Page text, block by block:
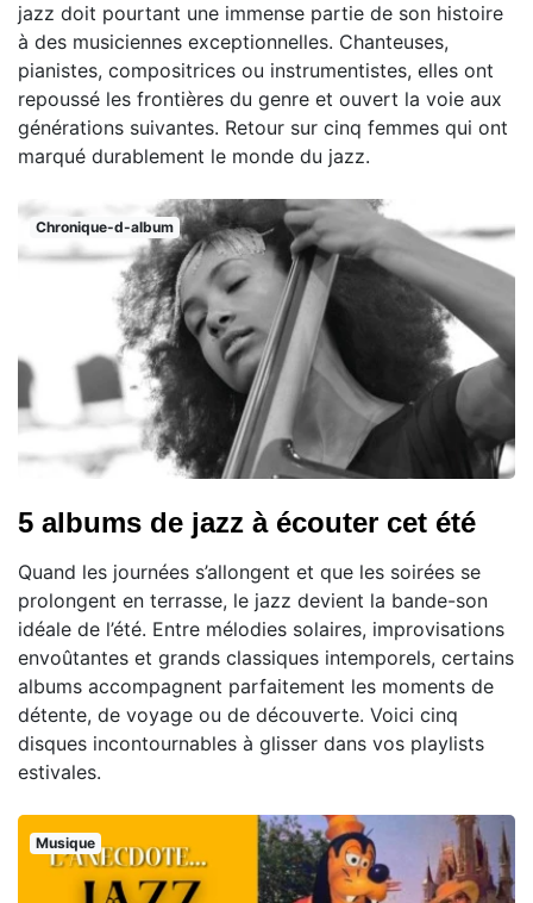
jazz doit pourtant une immense partie de son histoire
à des musiciennes exceptionnelles. Chanteuses,
pianistes, compositrices ou instrumentistes, elles ont
repoussé les frontières du genre et ouvert la voie aux
générations suivantes. Retour sur cinq femmes qui ont
marqué durablement le monde du jazz.
Chronique-d-album
5 albums de jazz à écouter cet été
Quand les journées s’allongent et que les soirées se
prolongent en terrasse, le jazz devient la bande-son
idéale de l’été. Entre mélodies solaires, improvisations
envoûtantes et grands classiques intemporels, certains
albums accompagnent parfaitement les moments de
détente, de voyage ou de découverte. Voici cinq
disques incontournables à glisser dans vos playlists
estivales.
Musique